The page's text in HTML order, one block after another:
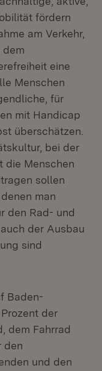
fördern
am Verkehr,
dem
eine
Menschen
für
mit Handicap
überschätzen.
bei der
die Menschen
sollen
man
den Rad- und
der Ausbau
sind
Baden-
der
dem Fahrrad
den
und den